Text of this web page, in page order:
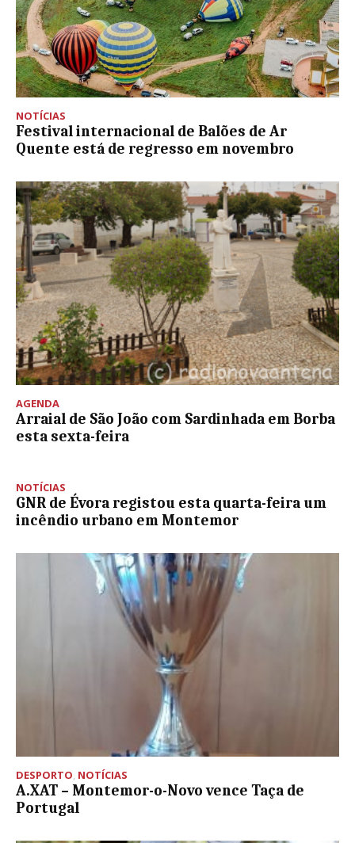
NOTÍCIAS
Festival internacional de Balões de Ar
Quente está de regresso em novembro
AGENDA
Arraial de São João com Sardinhada em Borba
esta sexta-feira
NOTÍCIAS
GNR de Évora registou esta quarta-feira um
incêndio urbano em Montemor
DESPORTO, NOTÍCIAS
A.XAT – Montemor-o-Novo vence Taça de
Portugal